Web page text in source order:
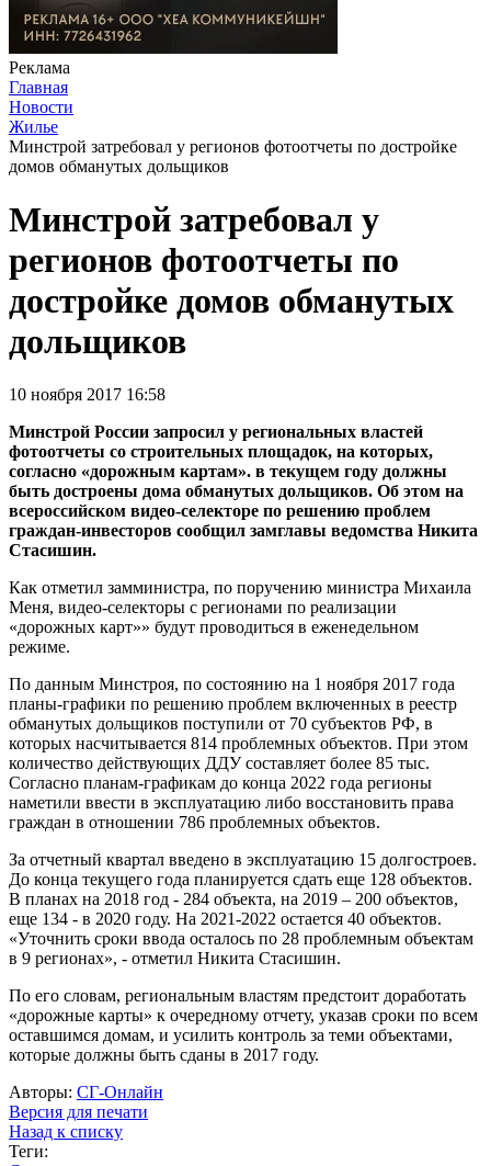
Реклама
Главная
Новости
Жилье
Минстрой затребовал у регионов фотоотчеты по достройке
домов обманутых дольщиков
Минстрой затребовал у
регионов фотоотчеты по
достройке домов обманутых
дольщиков
10 ноября 2017 16:58
Минстрой России запросил у региональных властей
фотоотчеты со строительных площадок, на которых,
согласно «дорожным картам». в текущем году должны
быть достроены дома обманутых дольщиков. Об этом на
всероссийском видео-селекторе по решению проблем
граждан-инвесторов сообщил замглавы ведомства Никита
Стасишин.
Как отметил замминистра, по поручению министра Михаила
Меня, видео-селекторы с регионами по реализации
«дорожных карт»» будут проводиться в еженедельном
режиме.
По данным Минстроя, по состоянию на 1 ноября 2017 года
планы-графики по решению проблем включенных в реестр
обманутых дольщиков поступили от 70 субъектов РФ, в
которых насчитывается 814 проблемных объектов. При этом
количество действующих ДДУ составляет более 85 тыс.
Согласно планам-графикам до конца 2022 года регионы
наметили ввести в эксплуатацию либо восстановить права
граждан в отношении 786 проблемных объектов.
За отчетный квартал введено в эксплуатацию 15 долгостроев.
До конца текущего года планируется сдать еще 128 объектов.
В планах на 2018 год - 284 объекта, на 2019 – 200 объектов,
еще 134 - в 2020 году. На 2021-2022 остается 40 объектов.
«Уточнить сроки ввода осталось по 28 проблемным объектам
в 9 регионах», - отметил Никита Стасишин.
По его словам, региональным властям предстоит доработать
«дорожные карты» к очередному отчету, указав сроки по всем
оставшимся домам, и усилить контроль за теми объектами,
которые должны быть сданы в 2017 году.
Авторы: СГ-Онлайн
Версия для печати
Назад к списку
Теги: